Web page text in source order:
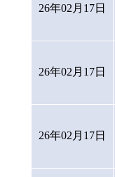
26年02月17日
26年02月17日
26年02月17日